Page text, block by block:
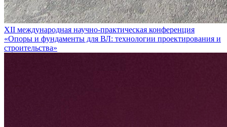
XII международная научно-практическая конференция
«Опоры и фундаменты для ВЛ: технологии проектирования и
строительства»